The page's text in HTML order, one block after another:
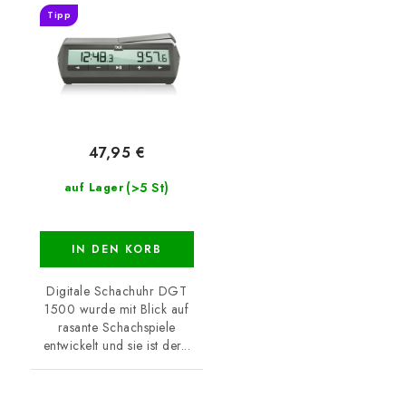
Tipp
auf Lager (>5 St)
47,95 €
IN DEN KORB
Digitale Schachuhr DGT
1500 wurde mit Blick auf
rasante Schachspiele
entwickelt und sie ist der...